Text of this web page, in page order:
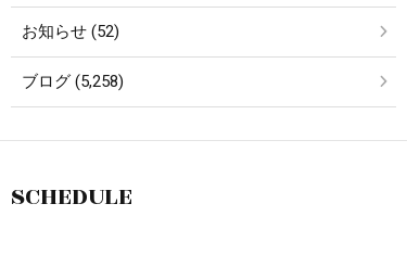
お知らせ (52)
ブログ (5,258)
SCHEDULE